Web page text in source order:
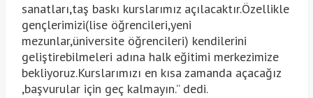
sanatları,taş baskı kurslarımız açılacaktır.Özellikle
gençlerimizi(lise öğrencileri,yeni
mezunlar,üniversite öğrencileri) kendilerini
geliştirebilmeleri adına halk eğitimi merkezimize
bekliyoruz.Kurslarımızı en kısa zamanda açacağız
,başvurular için geç kalmayın.” dedi.